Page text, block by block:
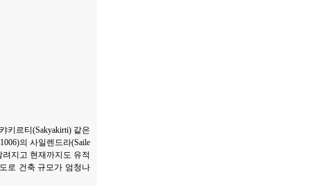
키르티(Sakyakirti) 같은
의 사일렌드라(Saile
지고 현재까지도 유적
로 건축 규모가 엄청나